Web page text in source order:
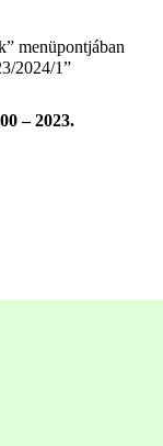
menüpontjában
2024/1”
– 2023.